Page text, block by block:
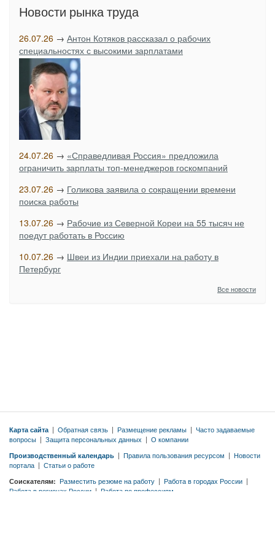
Новости рынка труда
26.07.26 → Антон Котяков рассказал о рабочих
специальностях с высокими зарплатами
24.07.26 → «Справедливая Россия» предложила
ограничить зарплаты топ-менеджеров госкомпаний
23.07.26 → Голикова заявила о сокращении времени
поиска работы
13.07.26 → Рабочие из Северной Кореи на 55 тысяч не
поедут работать в Россию
10.07.26 → Швеи из Индии приехали на работу в
Петербург
Все новости
Карта сайта | Обратная связь | Размещение рекламы | Часто задаваемые
вопросы | Защита персональных данных | О компании
Производственный календарь | Правила пользования ресурсом | Новости
портала | Статьи о работе
Соискателям: Разместить резюме на работу | Работа в городах России |
Работа в регионах России | Работа по профессиям